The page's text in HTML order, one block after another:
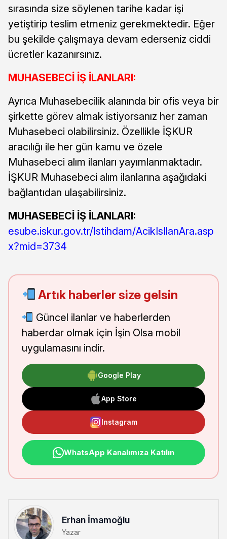
sırasında size söylenen tarihe kadar işi
yetiştirip teslim etmeniz gerekmektedir. Eğer
bu şekilde çalışmaya devam ederseniz ciddi
ücretler kazanırsınız.
MUHASEBECİ İŞ İLANLARI:
Ayrıca Muhasebecilik alanında bir ofis veya bir
şirkette görev almak istiyorsanız her zaman
Muhasebeci olabilirsiniz. Özellikle İŞKUR
aracılığı ile her gün kamu ve özele
Muhasebeci alım ilanları yayımlanmaktadır.
İŞKUR Muhasebeci alım ilanlarına aşağıdaki
bağlantıdan ulaşabilirsiniz.
MUHASEBECİ İŞ İLANLARI:
esube.iskur.gov.tr/Istihdam/AcikIsIlanAra.asp
x?mid=3734
Artık haberler size gelsin
Güncel ilanlar ve haberlerden
haberdar olmak için İşin Olsa mobil
uygulamasını indir.
Google Play
App Store
Instagram
WhatsApp Kanalımıza Katılın
Erhan İmamoğlu
Yazar